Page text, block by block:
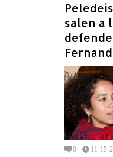
salen a
0 11-15-